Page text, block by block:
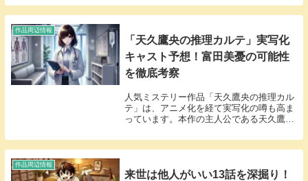
者自身の物語を楽しむ動きが見られます。
この記事では、原作と夢小説の違いや、そ
作品周辺情報
「天久鷹央の推理カルテ」実写化
キャスト予想！富田美憂の可能性
を徹底考察
人気ミステリー作品「天久鷹央の推理カル
テ」は、アニメ化を経て実写化の噂も高ま
っています。本作の主人公である天久鷹央
目。特に声優としてアニメ版で活躍した富
田美憂さんが実写版でも出演する可能性が
作品周辺情報
来世は他人がいい13話を深掘り！